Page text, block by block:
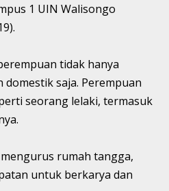
1 UIN Walisongo
tidak hanya
saja. Perempuan
seorang lelaki, termasuk
rumah tangga,
untuk berkarya dan